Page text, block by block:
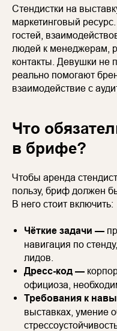
Стендистки на
маркетинговый
гостей,
людей к менеджерам,
контакты. Девушки не
реально помогают
взаимодействие с
Что
в брифе?
Чтобы аренда
пользу, бриф должен
В него стоит включить:
Чёткие задачи —
навигация по
лидов.
Дресс-код —
официоза,
Требования к
выставках, умение